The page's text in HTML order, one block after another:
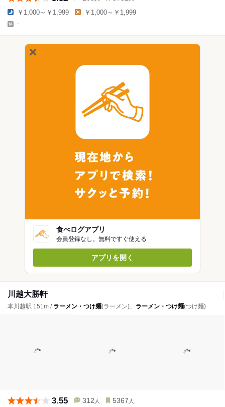
￥1,000～￥1,999 ￥1,000～￥1,999
-
食べログアプリ
会員登録なし。無料ですぐ使える
アプリを開く
川越大勝軒
本川越駅 151m / ラーメン・つけ麺(ラーメン)、 ラーメン・つけ麺(つけ麺)
3.55 312 人 5367 人